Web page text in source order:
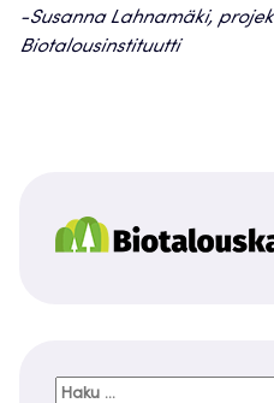
-Susanna Lahnamäki,
Biotalousinstituutti
Haku: